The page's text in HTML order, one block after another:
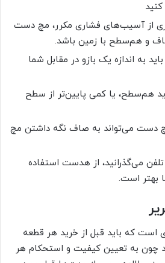
کنید
از آسیب‌های فشاری مکرر، مچ دست
و هم‌سطح با زمین باشد.
به اندازه یک بازو در مقابل شما
هم‌سطح، یا کمی پایین‌تر از سطح
دست می‌تواند به صاف نگه داشتن مچ
تلفن می‌گذرانید، از هدست استفاده
بهتر است.
که باید قبل از خرید هر قطعه
چون به تعیین کیفیت و استحکام هر